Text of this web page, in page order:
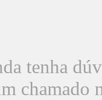
tenha
chamado